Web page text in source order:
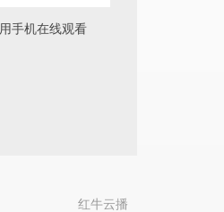
用手机在线观看
红牛云播